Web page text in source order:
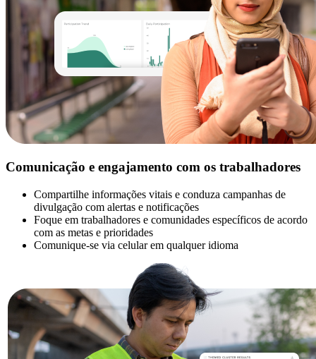
Comunicação e engajamento com os trabalhadores
Compartilhe informações vitais e conduza campanhas de
divulgação com alertas e notificações
Foque em trabalhadores e comunidades específicos de acordo
com as metas e prioridades
Comunique-se via celular em qualquer idioma